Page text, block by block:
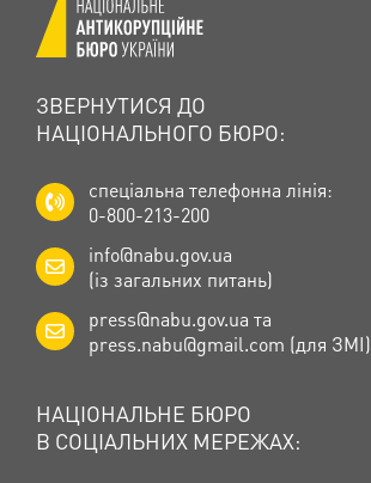
ЗВЕРНУТИСЯ ДО
НАЦІОНАЛЬНОГО БЮРО:
спеціальна телефонна лінія:
0-800-213-200
info@nabu.gov.ua
(із загальних питань)
press@nabu.gov.ua та
press.nabu@gmail.com (для ЗМІ)
НАЦІОНАЛЬНЕ БЮРО
В СОЦІАЛЬНИХ МЕРЕЖАХ: